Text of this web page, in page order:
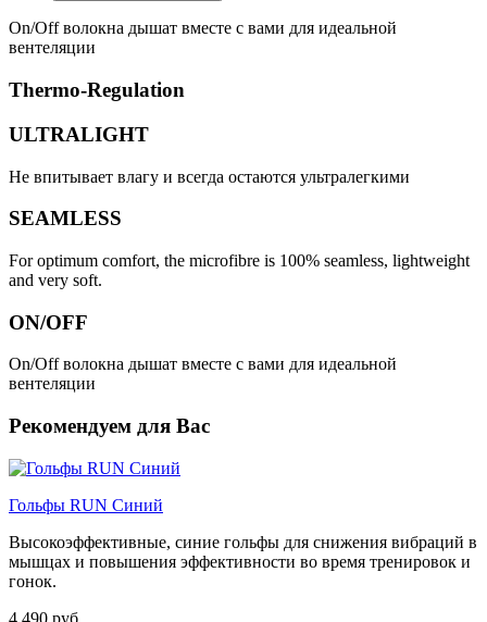
On/Off волокна дышат вместе с вами для идеальной
вентеляции
Thermo-Regulation
ULTRALIGHT
Не впитывает влагу и всегда остаются ультралегкими
SEAMLESS
For optimum comfort, the microfibre is 100% seamless, lightweight
and very soft.
ON/OFF
On/Off волокна дышат вместе с вами для идеальной
вентеляции
Рекомендуем для Вас
Гольфы RUN Синий
Высокоэффективные, синие гольфы для снижения вибраций в
мышцах и повышения эффективности во время тренировок и
гонок.
4 490 руб